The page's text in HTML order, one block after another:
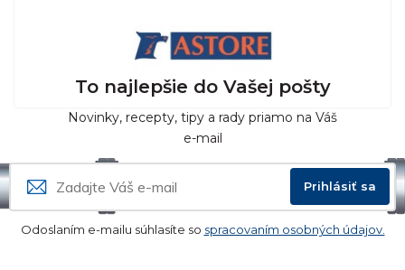
To najlepšie do Vašej pošty
Novinky, recepty, tipy a rady priamo na Váš
e-mail
Prihlásiť sa
Odoslaním e-mailu súhlasíte so spracovaním osobných údajov.